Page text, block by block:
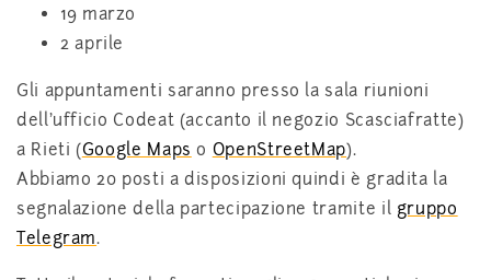
19 marzo
2 aprile
Gli appuntamenti saranno presso la sala riunioni
dell’ufficio Codeat (accanto il negozio Scasciafratte)
a Rieti (Google Maps o OpenStreetMap).
Abbiamo 20 posti a disposizioni quindi è gradita la
segnalazione della partecipazione tramite il gruppo
Telegram.